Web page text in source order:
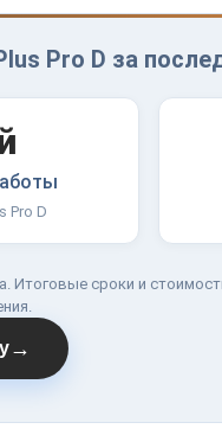
Pro D за
Pro D
Итоговые сроки и
→